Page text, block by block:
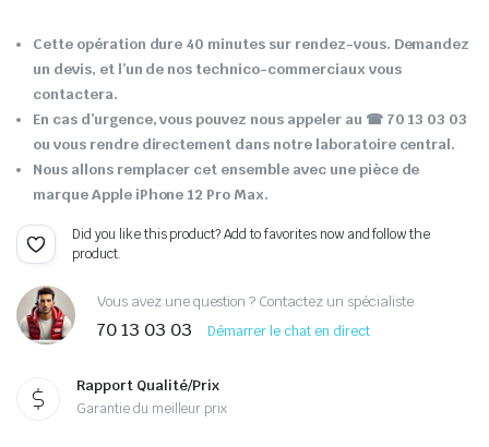
Cette opération dure 40 minutes sur rendez-vous. Demandez
un devis, et l’un de nos technico-commerciaux vous
contactera.
En cas d’urgence, vous pouvez nous appeler au ☎ 70 13 03 03
ou vous rendre directement dans notre laboratoire central.
Nous allons remplacer cet ensemble avec une pièce de
marque Apple iPhone 12 Pro Max.
Did you like this product? Add to favorites now and follow the
product.
Vous avez une question ? Contactez un spécialiste
70 13 03 03 Démarrer le chat en direct
Rapport Qualité/Prix
Garantie du meilleur prix